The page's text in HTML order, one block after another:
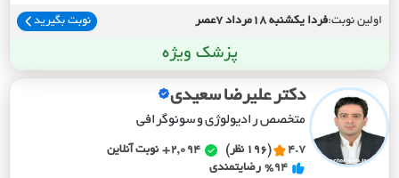
اولین نوبت:فردا یکشنبه 18مرداد 7عصر نوبت بگیرید
پزشک ویژه
دکتر علیرضا سعیدی
متخصص رادیولوژی و سونوگرافی
4.7 (196 نظر) 2,094+
نوبت آنلاین
%94 رضایتمندی